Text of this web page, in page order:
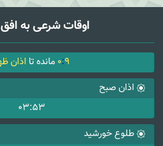
اوقات شرعی به افق
0:9 مانده تا اذان
اذان صبح
03:53
طلوع خورشید